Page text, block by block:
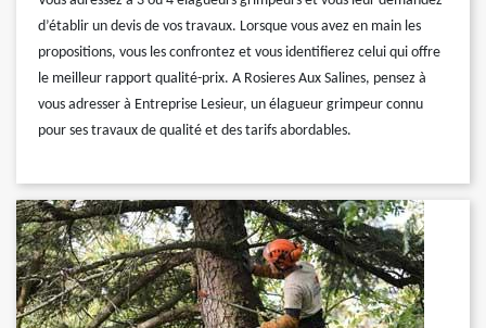
d’établir un devis de vos travaux. Lorsque vous avez en main les
propositions, vous les confrontez et vous identifierez celui qui offre
le meilleur rapport qualité-prix. A Rosieres Aux Salines, pensez à
vous adresser à Entreprise Lesieur, un élagueur grimpeur connu
pour ses travaux de qualité et des tarifs abordables.